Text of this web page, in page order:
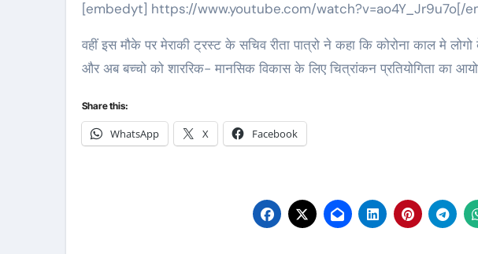
[embedyt] https://www.youtube.com/watch?v=ao4Y_Jr9u7o[/
वहीं इस मौके पर मेराकी ट्रस्ट के सचिव रीता पात्रो ने कहा कि कोरोना काल मे
और अब बच्चो को शाररिक- मानसिक विकास के लिए चित्रांकन प्रतियोगिता का
Share this:
WhatsApp X Facebook